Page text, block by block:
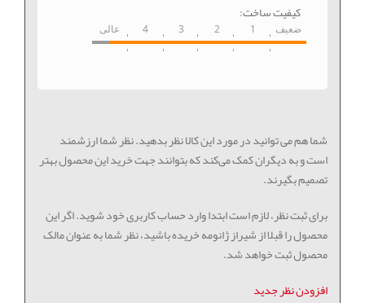
کیفیت ساخت:
ضعیف 1
2
3
4 عالی
شما هم می توانید در مورد این کالا نظر بدهید. نظر شما ارزشمند
است و به دیگران کمک می‌کند که بتوانند جهت خرید این محصول بهتر
تصمیم بگیرند.
برای ثبت نظر، لازم است ابتدا وارد حساب کاربری خود شوید. اگر این
محصول را قبلا از شیراز ژانومه خریده باشید، نظر شما به عنوان مالک
محصول ثبت خواهد شد.
افزودن نظر جدید